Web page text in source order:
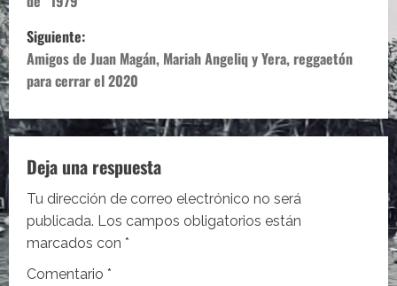
v
e
g
a
c
i
ó
Siguiente:
Amigos de Juan Magán, Mariah Angeliq y Yera, reggaetón
para cerrar el 2020
Deja una respuesta
Tu dirección de correo electrónico no será
publicada. Los campos obligatorios están
marcados con *
Comentario *